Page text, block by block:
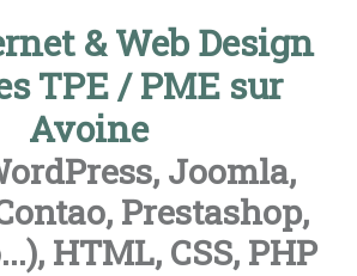
& Web Design
TPE / PME sur
Avoine
Joomla,
Prestashop,
HTML, CSS, PHP